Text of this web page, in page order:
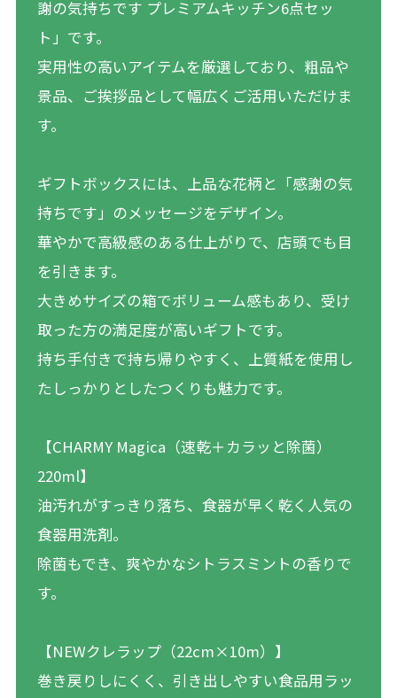
謝の気持ちです プレミアムキッチン6点セッ
ト」です。
実用性の高いアイテムを厳選しており、粗品や
景品、ご挨拶品として幅広くご活用いただけま
す。
ギフトボックスには、上品な花柄と「感謝の気
持ちです」のメッセージをデザイン。
華やかで高級感のある仕上がりで、店頭でも目
を引きます。
大きめサイズの箱でボリューム感もあり、受け
取った方の満足度が高いギフトです。
持ち手付きで持ち帰りやすく、上質紙を使用し
たしっかりとしたつくりも魅力です。
【CHARMY Magica（速乾＋カラッと除菌）
220ml】
油汚れがすっきり落ち、食器が早く乾く人気の
食器用洗剤。
除菌もでき、爽やかなシトラスミントの香りで
す。
【NEWクレラップ（22cm×10m）】
巻き戻りしにくく、引き出しやすい食品用ラッ